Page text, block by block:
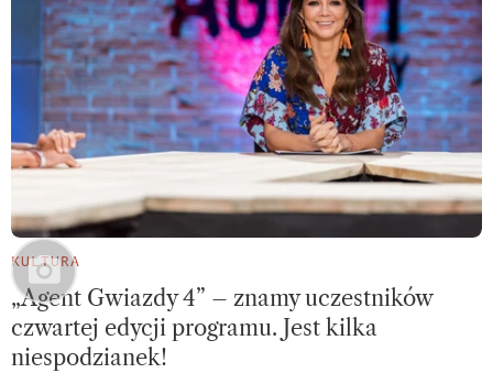
KULTURA
„Agent Gwiazdy 4” – znamy uczestników
czwartej edycji programu. Jest kilka
niespodzianek!